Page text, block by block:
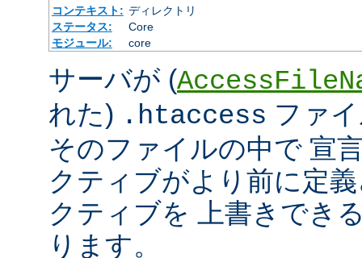
コンテキスト: ディレクトリ
ステータス:
Core
モジュール:
core
サーバが (
れた) .htaccess ファ
そのファイルの中で 宣
クティブがより前に定
クティブを 上書きでき
ります。